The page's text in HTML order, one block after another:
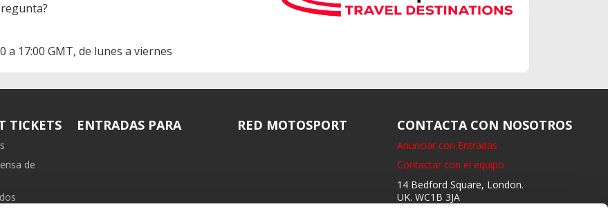
a 17:00 GMT, de lunes a viernes
TICKETS
de
ENTRADAS PARA RED MOTOSPORT CONTACTA CON NOSOTROS
Anunciar con Entradas
Contactar con el equipo
14 Bedford Square, London.
UK. WC1B 3JA